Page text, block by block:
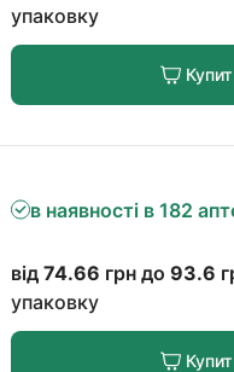
упаковку
в наявності в 182
від 74.66 грн до 93.6
упаковку